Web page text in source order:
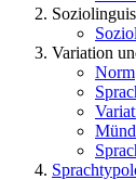
Variation
Norm